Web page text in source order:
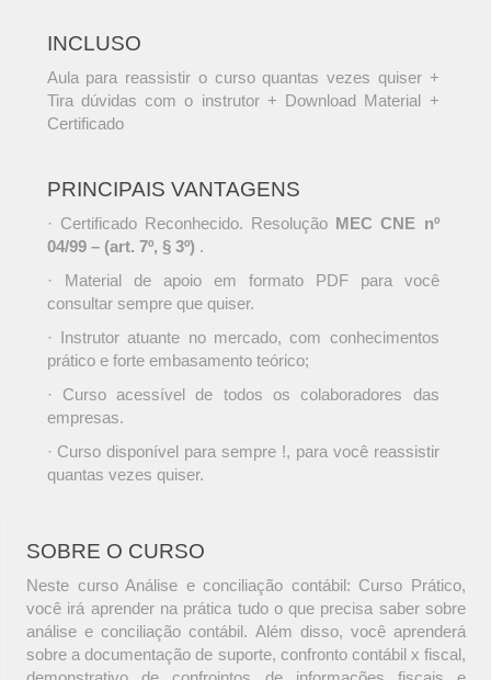
INCLUSO
Aula para reassistir o curso quantas vezes quiser +
Tira dúvidas com o instrutor + Download Material +
Certificado
PRINCIPAIS VANTAGENS
· Certificado Reconhecido. Resolução MEC CNE nº
04/99 – (art. 7º, § 3º) .
· Material de apoio em formato PDF para você
consultar sempre que quiser.
· Instrutor atuante no mercado, com conhecimentos
prático e forte embasamento teórico;
· Curso acessível de todos os colaboradores das
empresas.
· Curso disponível para sempre !, para você reassistir
quantas vezes quiser.
SOBRE O CURSO
Neste curso Análise e conciliação contábil: Curso Prático,
você irá aprender na prática tudo o que precisa saber sobre
análise e conciliação contábil. Além disso, você aprenderá
sobre a documentação de suporte, confronto contábil x fiscal,